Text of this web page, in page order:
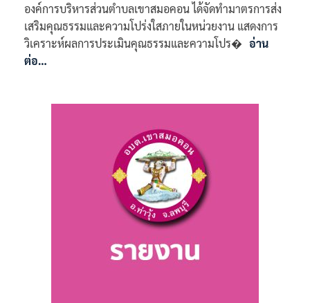
องค์การบริหารส่วนตำบลเขาสมอคอน ได้จัดทำมาตรการส่ง
เสริมคุณธรรมและความโปร่งใสภายในหน่วยงาน แสดงการ
วิเคราะห์ผลการประเมินคุณธรรมและความโปร� อ่าน
ต่อ…